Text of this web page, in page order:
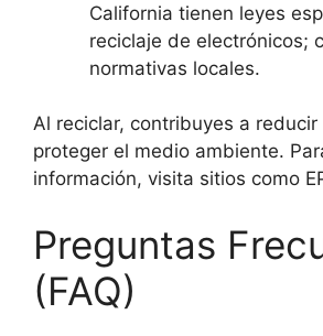
California tienen leyes
reciclaje de electrónicos;
normativas locales.
Al reciclar, contribuyes a
proteger el medio ambiente.
información, visita sitios como
Preguntas
(FAQ)